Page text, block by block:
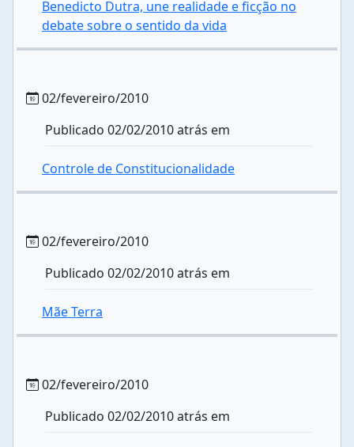
Benedicto Dutra, une realidade e ficção no
debate sobre o sentido da vida
02/fevereiro/2010
Publicado 02/02/2010 atrás em
Controle de Constitucionalidade
02/fevereiro/2010
Publicado 02/02/2010 atrás em
Mãe Terra
02/fevereiro/2010
Publicado 02/02/2010 atrás em